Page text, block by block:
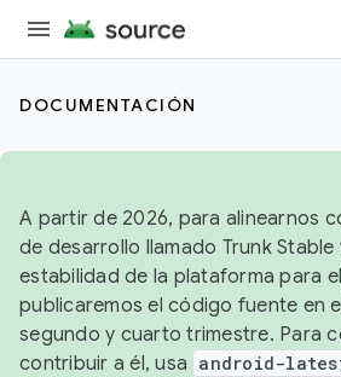
DOCUMENTACIÓN
A partir de 2026, para alinearnos
de desarrollo llamado Trunk Stable
estabilidad de la plataforma para
publicaremos el código fuente en
segundo y cuarto trimestre. Para
contribuir a él, usa android-